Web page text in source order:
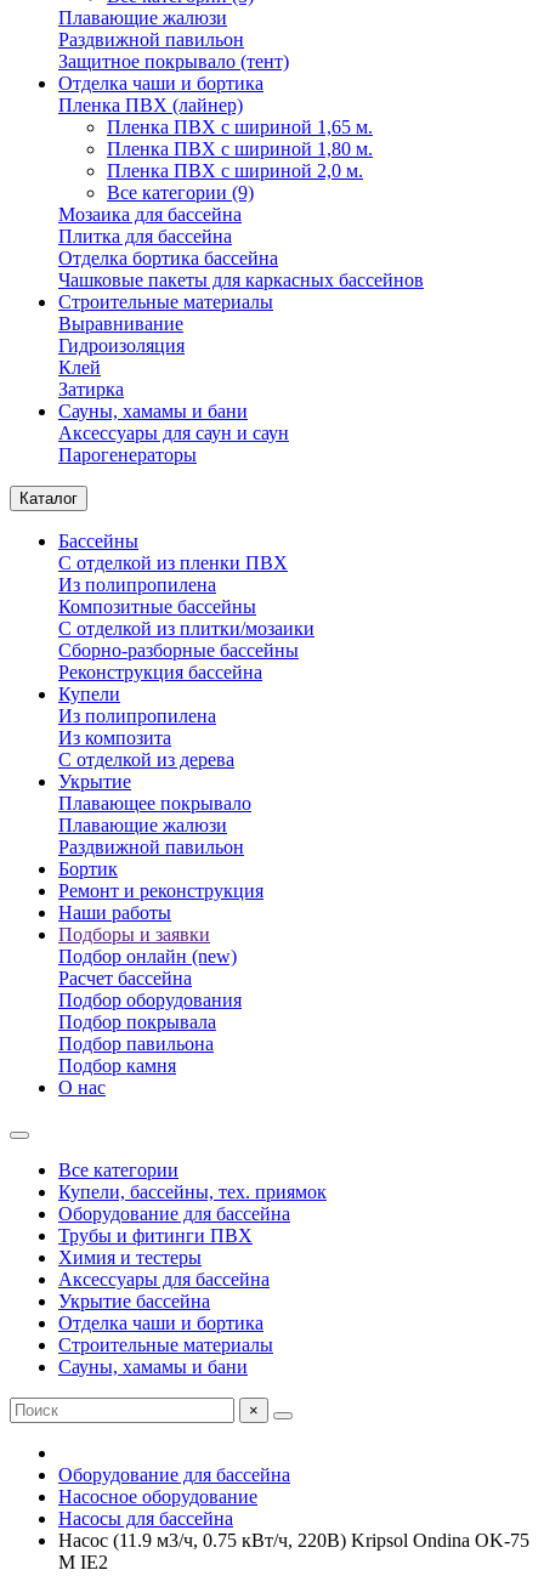
Плавающие жалюзи
Раздвижной павильон
Защитное покрывало (тент)
Отделка чаши и бортика
Пленка ПВХ (лайнер)
Пленка ПВХ с шириной 1,65 м.
Пленка ПВХ с шириной 1,80 м.
Пленка ПВХ с шириной 2,0 м.
Все категории (9)
Мозаика для бассейна
Плитка для бассейна
Отделка бортика бассейна
Чашковые пакеты для каркасных бассейнов
Строительные материалы
Выравнивание
Гидроизоляция
Клей
Затирка
Сауны, хамамы и бани
Аксессуары для саун и саун
Парогенераторы
Каталог
Бассейны
С отделкой из пленки ПВХ
Из полипропилена
Композитные бассейны
С отделкой из плитки/мозаики
Сборно-разборные бассейны
Реконструкция бассейна
Купели
Из полипропилена
Из композита
С отделкой из дерева
Укрытие
Плавающее покрывало
Плавающие жалюзи
Раздвижной павильон
Бортик
Ремонт и реконструкция
Наши работы
Подборы и заявки
Подбор онлайн (new)
Расчет бассейна
Подбор оборудования
Подбор покрывала
Подбор павильона
Подбор камня
О нас
Все категории
Купели, бассейны, тех. приямок
Оборудование для бассейна
Трубы и фитинги ПВХ
Химия и тестеры
Аксессуары для бассейна
Укрытие бассейна
Отделка чаши и бортика
Строительные материалы
Сауны, хамамы и бани
×
Оборудование для бассейна
Насосное оборудование
Насосы для бассейна
Насос (11.9 м3/ч, 0.75 кВт/ч, 220В) Kripsol Ondina ОK-75
M IE2